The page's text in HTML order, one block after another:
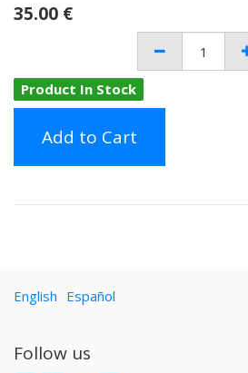
35.00 €
Product In Stock
Add to Cart
English Español
Follow us